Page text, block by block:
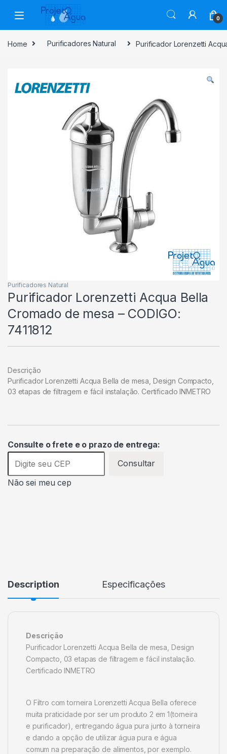
Skip to navigation
Skip to content
0
Home Purificadores Natural Purificador Lorenzetti
Purificadores Natural
Purificador Lorenzetti Acqua Bella
Cromado de mesa – CODIGO:
7411812
Descrição
Purificador Lorenzetti Acqua Bella de mesa, Design Compacto,
03 etapas de filtragem e fácil instalação. Certificado INMETRO
Consulte o frete e o prazo de entrega:
Consultar
Não sei meu cep
Description Especificações
Descrição
Purificador Lorenzetti Acqua Bella de mesa, Design
Compacto, 03 etapas de filtragem e fácil instalação.
Certificado INMETRO
O Filtro com torneira Lorenzetti Acqua Bella oferece
muita praticidade por ser um produto 2 em 1(torneira
e purificador), entregando água pura junto à torneira
e dando a opção de utilizar água pura e água
comum na preparação de alimentos, por exemplo.